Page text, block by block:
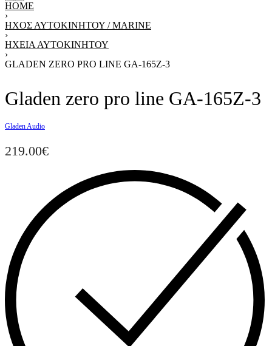
HOME
›
ΗΧΟΣ ΑΥΤΟΚΙΝΗΤΟΥ / MARINE
›
ΗΧΕΊΑ ΑΥΤΟΚΙΝΉΤΟΥ
›
GLADEN ZERO PRO LINE GA-165Z-3
Gladen zero pro line GA-165Z-3
Gladen Audio
219.00€